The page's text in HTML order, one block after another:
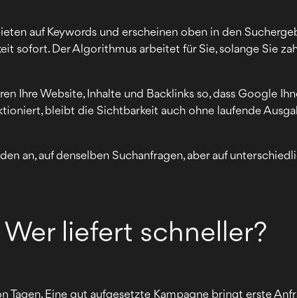
auf Keywords und erscheinen oben in den
sofort. Der Algorithmus arbeitet für Sie, solange Sie
Ihre Website, Inhalte und Backlinks so, dass Google
bleibt die Sichtbarkeit auch ohne laufende
an, auf denselben Suchanfragen, aber auf
liefert schneller?
Tagen. Eine gut aufgesetzte Kampagne bringt erste